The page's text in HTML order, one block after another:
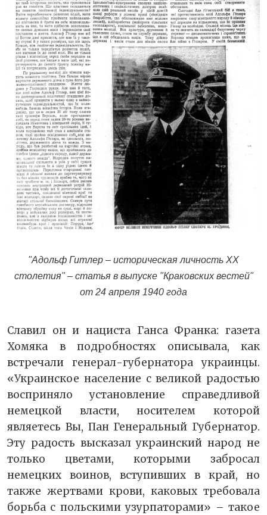
"Адольф Гитлер – историческая личность ХХ
столетия" – статья в выпуске "Краковских вестей"
от 24 апреля 1940 года
Славил он и нациста Ганса Франка: газета
Хомяка в подробностях описывала, как
встречали генерал-губернатора украинцы.
«Украинское население с великой радостью
восприняло установление справедливой
немецкой власти, носителем которой
являетесь Вы, Пан Генеральный Губернатор.
Эту радость высказал украинский народ не
только цветами, которыми забросал
немецких воинов, вступивших в край, но
также жертвами крови, каковых требовала
борьба с польскими узурпаторами» – такое